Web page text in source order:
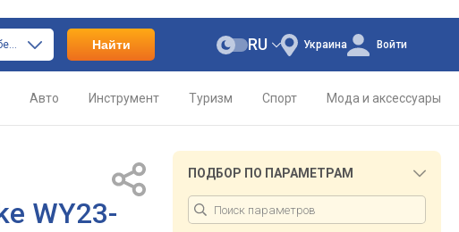
только постельное белье Найти Украина
RU Войти
Авто Инструмент Туризм Спорт Мода и аксессуары
WY23-
ПОДБОР ПО ПАРАМЕТРАМ